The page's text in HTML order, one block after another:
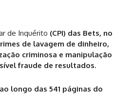
de Inquérito (CPI) das Bets, no
de lavagem de dinheiro,
criminosa e manipulação
fraude de resultados.
longo das 541 páginas do